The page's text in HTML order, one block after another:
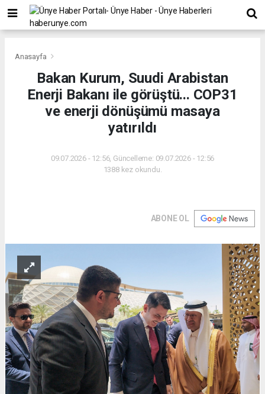
Anasayfa
Bakan Kurum, Suudi Arabistan
Enerji Bakanı ile görüştü... COP31
ve enerji dönüşümü masaya
yatırıldı
09.07.2026 - 12:56, Güncelleme: 09.07.2026 - 12:56
1388 kez okundu.
ABONE OL